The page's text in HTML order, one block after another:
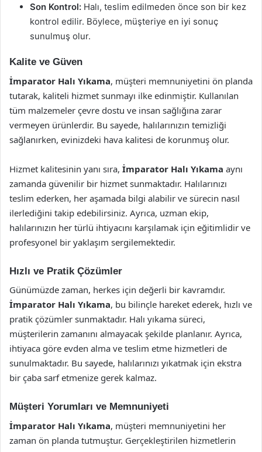
Son Kontrol: Halı, teslim edilmeden önce son bir kez
kontrol edilir. Böylece, müşteriye en iyi sonuç
sunulmuş olur.
Kalite ve Güven
İmparator Halı Yıkama, müşteri memnuniyetini ön planda
tutarak, kaliteli hizmet sunmayı ilke edinmiştir. Kullanılan
tüm malzemeler çevre dostu ve insan sağlığına zarar
vermeyen ürünlerdir. Bu sayede, halılarınızın temizliği
sağlanırken, evinizdeki hava kalitesi de korunmuş olur.
Hizmet kalitesinin yanı sıra, İmparator Halı Yıkama aynı
zamanda güvenilir bir hizmet sunmaktadır. Halılarınızı
teslim ederken, her aşamada bilgi alabilir ve sürecin nasıl
ilerlediğini takip edebilirsiniz. Ayrıca, uzman ekip,
halılarınızın her türlü ihtiyacını karşılamak için eğitimlidir ve
profesyonel bir yaklaşım sergilemektedir.
Hızlı ve Pratik Çözümler
Günümüzde zaman, herkes için değerli bir kavramdır.
İmparator Halı Yıkama, bu bilinçle hareket ederek, hızlı ve
pratik çözümler sunmaktadır. Halı yıkama süreci,
müşterilerin zamanını almayacak şekilde planlanır. Ayrıca,
ihtiyaca göre evden alma ve teslim etme hizmetleri de
sunulmaktadır. Bu sayede, halılarınızı yıkatmak için ekstra
bir çaba sarf etmenize gerek kalmaz.
Müşteri Yorumları ve Memnuniyeti
İmparator Halı Yıkama, müşteri memnuniyetini her
zaman ön planda tutmuştur. Gerçekleştirilen hizmetlerin